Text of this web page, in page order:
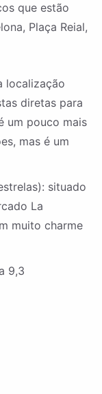
que estão
Plaça Reial,
localização
diretas para
um pouco mais
mas é um
situado
La
muito charme
9,3